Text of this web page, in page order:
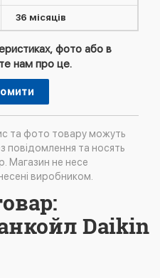
36 місяців
фото або в
нам про це.
та фото товару можуть
повідомлення та носять
Магазин не несе
виробником.
Daikin